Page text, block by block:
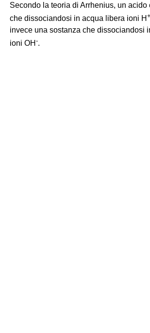
Secondo la teoria di Arrhenius, un acido
che dissociandosi in acqua libera ioni H +
invece una sostanza che dissociandosi
ioni OH -.